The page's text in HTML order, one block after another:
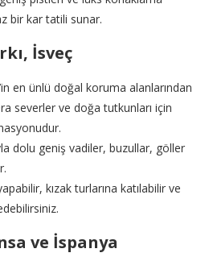
bir kar tatili sunar.
İsveç
en ünlü doğal koruma alanlarından
severler ve doğa tutkunları için
dolu geniş vadiler, buzullar, göller
kızak turlarına katılabilir ve
ve İspanya